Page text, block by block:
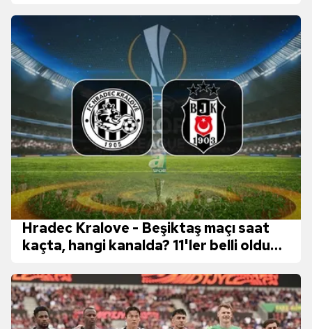
Hradec Kralove - Beşiktaş maçı saat
kaçta, hangi kanalda? 11'ler belli oldu